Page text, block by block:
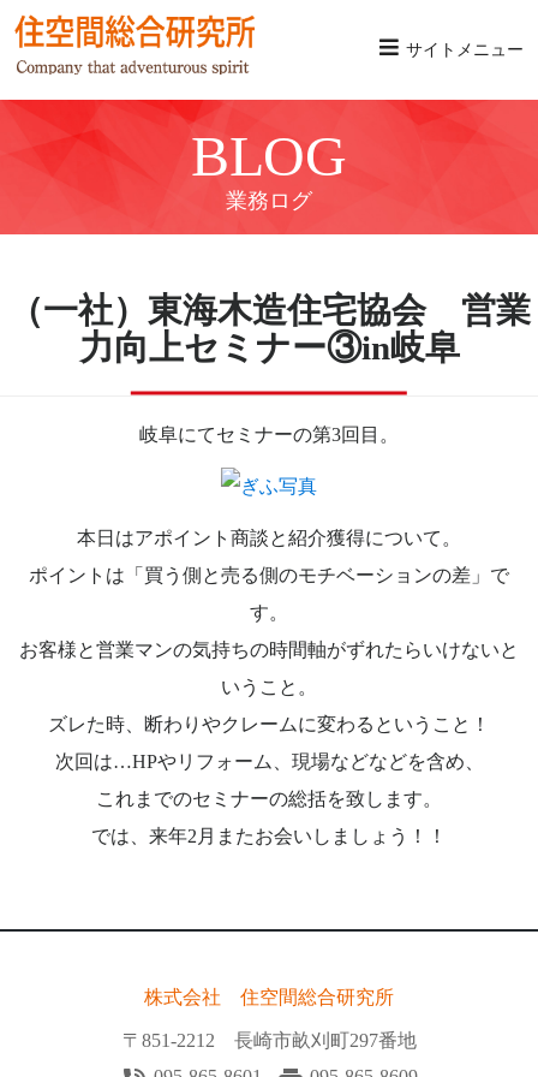
サイトメニュー
BLOG
業務ログ
（一社）東海木造住宅協会 営業
力向上セミナー③in岐阜
岐阜にてセミナーの第3回目。
本日はアポイント商談と紹介獲得について。
ポイントは「買う側と売る側のモチベーションの差」で
す。
お客様と営業マンの気持ちの時間軸がずれたらいけないと
いうこと。
ズレた時、断わりやクレームに変わるということ！
次回は…HPやリフォーム、現場などなどを含め、
これまでのセミナーの総括を致します。
では、来年2月またお会いしましょう！！
株式会社 住空間総合研究所
〒851-2212 長崎市畝刈町297番地